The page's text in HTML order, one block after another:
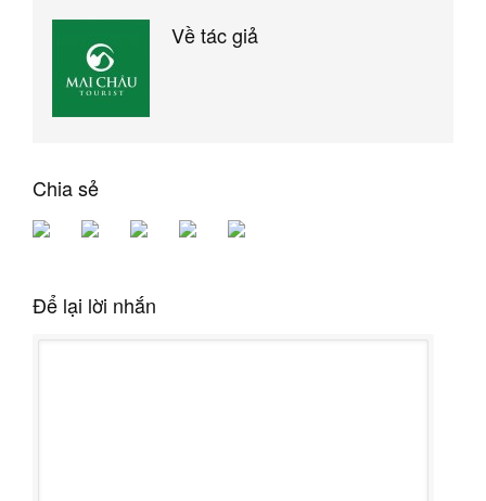
Về tác giả
Chia sẻ
Để lại lời nhắn